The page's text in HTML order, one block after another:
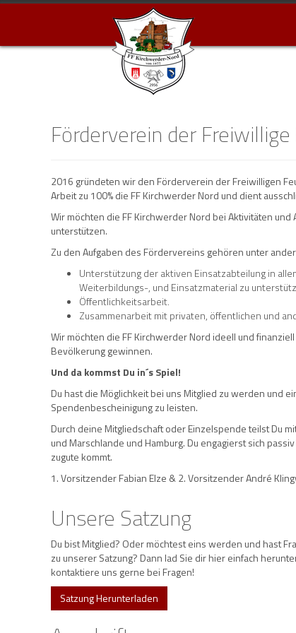
Förderverein der
2016 gründeten wir den Förderverein der Freiwilligen
Arbeit zu 100% die FF Kirchwerder Nord und dient
Wir möchten die FF Kirchwerder Nord bei Aktivitäten
unterstützen.
Zu den Aufgaben des Fördervereins gehören unter
Unterstützung der aktiven Einsatzabteilung in
Weiterbildungs-, und Einsatzmaterial zu
Öffentlichkeitsarbeit.
Zusammenarbeit mit privaten, öffentlichen und
Wir möchten die FF Kirchwerder Nord ideell und
Bevölkerung gewinnen.
Und da kommst Du in´s Spiel!
Du hast die Möglichkeit bei uns Mitglied zu werden und
Spendenbescheinigung zu leisten.
Durch deine Mitgliedschaft oder Einzelspende teilst Du
und Marschlande und Hamburg. Du engagierst sich
zugute kommt.
1. Vorsitzender Fabian Elze & 2. Vorsitzender André
Unsere Satzung
Du bist Mitglied? Oder möchtest eins werden und hast
zu unserer Satzung? Dann lad Sie dir hier einfach
kontaktiere uns gerne bei Fragen!
Satzung Herunterladen